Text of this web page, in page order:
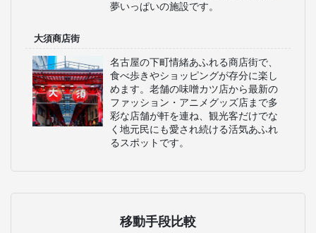
夢いっぱいの施設です。
大須商店街
名古屋の下町情緒あふれる商店街で、
食べ歩きやショッピングが存分に楽し
めます。老舗の味噌カツ店から最新の
ファッション・アニメグッズ店まで多
彩な店舗が軒を連ね、観光客だけでな
く地元民にも愛され続ける活気あふれ
るスポットです。
移動手段比較